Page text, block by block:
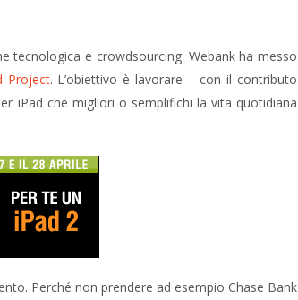
tecnologica e crowdsourcing. Webank ha messo
Project. L’obiettivo è lavorare – con il contributo
iPad che migliori o semplifichi la vita quotidiana
Perché non prendere ad esempio Chase Bank